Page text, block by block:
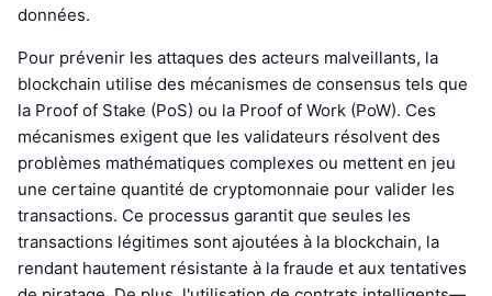
données.
Pour prévenir les attaques des acteurs malveillants, la
blockchain utilise des mécanismes de consensus tels que
la Proof of Stake (PoS) ou la Proof of Work (PoW). Ces
mécanismes exigent que les validateurs résolvent des
problèmes mathématiques complexes ou mettent en jeu
une certaine quantité de cryptomonnaie pour valider les
transactions. Ce processus garantit que seules les
transactions légitimes sont ajoutées à la blockchain, la
rendant hautement résistante à la fraude et aux tentatives